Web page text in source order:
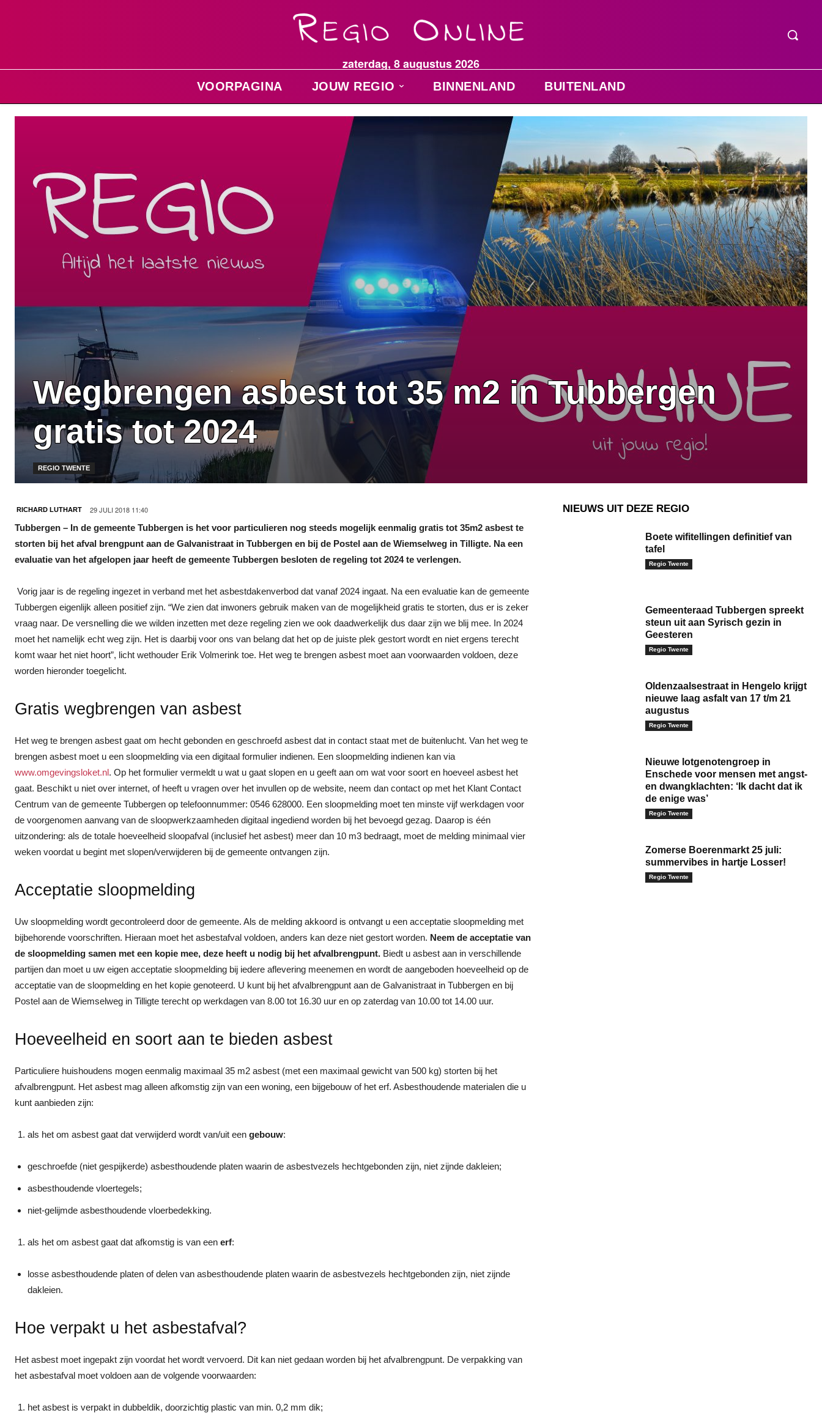
zaterdag, 8 augustus 2026
VOORPAGINA JOUW REGIO BINNENLAND BUITENLAND
Wegbrengen asbest tot 35 m2 in Tubbergen
gratis tot 2024
REGIO TWENTE
RICHARD LUTHART 29 JULI 2018 11:40
Tubbergen – In de gemeente Tubbergen is het voor particulieren nog steeds mogelijk eenmalig gratis tot 35m2 asbest te
storten bij het afval brengpunt aan de Galvanistraat in Tubbergen en bij de Postel aan de Wiemselweg in Tilligte. Na een
evaluatie van het afgelopen jaar heeft de gemeente Tubbergen besloten de regeling tot 2024 te verlengen.
Vorig jaar is de regeling ingezet in verband met het asbestdakenverbod dat vanaf 2024 ingaat. Na een evaluatie kan de gemeente
Tubbergen eigenlijk alleen positief zijn. “We zien dat inwoners gebruik maken van de mogelijkheid gratis te storten, dus er is zeker
vraag naar. De versnelling die we wilden inzetten met deze regeling zien we ook daadwerkelijk dus daar zijn we blij mee. In 2024
moet het namelijk echt weg zijn. Het is daarbij voor ons van belang dat het op de juiste plek gestort wordt en niet ergens terecht
komt waar het niet hoort”, licht wethouder Erik Volmerink toe. Het weg te brengen asbest moet aan voorwaarden voldoen, deze
worden hieronder toegelicht.
Gratis wegbrengen van asbest
Het weg te brengen asbest gaat om hecht gebonden en geschroefd asbest dat in contact staat met de buitenlucht. Van het weg te
brengen asbest moet u een sloopmelding via een digitaal formulier indienen. Een sloopmelding indienen kan via
www.omgevingsloket.nl. Op het formulier vermeldt u wat u gaat slopen en u geeft aan om wat voor soort en hoeveel asbest het
gaat. Beschikt u niet over internet, of heeft u vragen over het invullen op de website, neem dan contact op met het Klant Contact
Centrum van de gemeente Tubbergen op telefoonnummer: 0546 628000. Een sloopmelding moet ten minste vijf werkdagen voor
de voorgenomen aanvang van de sloopwerkzaamheden digitaal ingediend worden bij het bevoegd gezag. Daarop is één
uitzondering: als de totale hoeveelheid sloopafval (inclusief het asbest) meer dan 10 m3 bedraagt, moet de melding minimaal vier
weken voordat u begint met slopen/verwijderen bij de gemeente ontvangen zijn.
Acceptatie sloopmelding
Uw sloopmelding wordt gecontroleerd door de gemeente. Als de melding akkoord is ontvangt u een acceptatie sloopmelding met
bijbehorende voorschriften. Hieraan moet het asbestafval voldoen, anders kan deze niet gestort worden. Neem de acceptatie van
de sloopmelding samen met een kopie mee, deze heeft u nodig bij het afvalbrengpunt. Biedt u asbest aan in verschillende
partijen dan moet u uw eigen acceptatie sloopmelding bij iedere aflevering meenemen en wordt de aangeboden hoeveelheid op de
acceptatie van de sloopmelding en het kopie genoteerd. U kunt bij het afvalbrengpunt aan de Galvanistraat in Tubbergen en bij
Postel aan de Wiemselweg in Tilligte terecht op werkdagen van 8.00 tot 16.30 uur en op zaterdag van 10.00 tot 14.00 uur.
Hoeveelheid en soort aan te bieden asbest
Particuliere huishoudens mogen eenmalig maximaal 35 m2 asbest (met een maximaal gewicht van 500 kg) storten bij het
afvalbrengpunt. Het asbest mag alleen afkomstig zijn van een woning, een bijgebouw of het erf. Asbesthoudende materialen die u
kunt aanbieden zijn:
als het om asbest gaat dat verwijderd wordt van/uit een gebouw:
geschroefde (niet gespijkerde) asbesthoudende platen waarin de asbestvezels hechtgebonden zijn, niet zijnde dakleien;
asbesthoudende vloertegels;
niet-gelijmde asbesthoudende vloerbedekking.
als het om asbest gaat dat afkomstig is van een erf:
losse asbesthoudende platen of delen van asbesthoudende platen waarin de asbestvezels hechtgebonden zijn, niet zijnde
dakleien.
Hoe verpakt u het asbestafval?
Het asbest moet ingepakt zijn voordat het wordt vervoerd. Dit kan niet gedaan worden bij het afvalbrengpunt. De verpakking van
het asbestafval moet voldoen aan de volgende voorwaarden:
het asbest is verpakt in dubbeldik, doorzichtig plastic van min. 0,2 mm dik;
NIEUWS UIT DEZE REGIO
Boete wifitellingen definitief van
tafel
Regio Twente
Gemeenteraad Tubbergen spreekt
steun uit aan Syrisch gezin in
Geesteren
Regio Twente
Oldenzaalsestraat in Hengelo krijgt
nieuwe laag asfalt van 17 t/m 21
augustus
Regio Twente
Nieuwe lotgenotengroep in
Enschede voor mensen met angst-
en dwangklachten: ‘Ik dacht dat ik
de enige was’
Regio Twente
Zomerse Boerenmarkt 25 juli:
summervibes in hartje Losser!
Regio Twente